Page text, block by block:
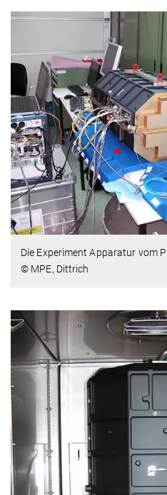
Die Experiment Apparatur vom
© MPE, Dittrich